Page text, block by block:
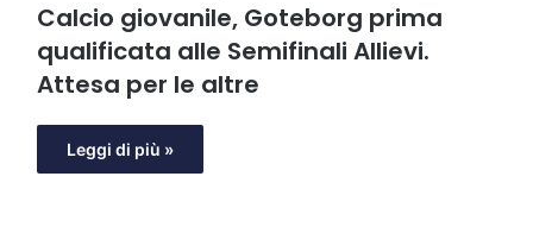
Calcio giovanile, Goteborg prima
qualificata alle Semifinali Allievi.
Attesa per le altre
Leggi di più »